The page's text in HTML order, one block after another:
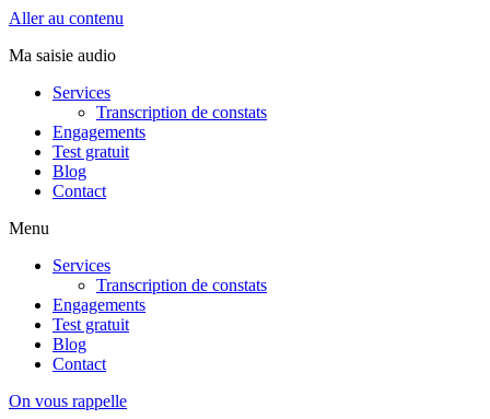
Aller au contenu
Ma saisie audio
Services
Transcription de constats
Engagements
Test gratuit
Blog
Contact
Menu
Services
Transcription de constats
Engagements
Test gratuit
Blog
Contact
On vous rappelle